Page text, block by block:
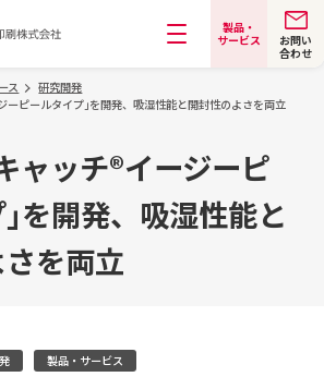
製品・
サービス
お問い
合わせ
ス
研究開発
ーピールタイプ｣を開発、吸湿性能と開封性のよさを両立
ャッチ®イージーピ
を開発、吸湿性能と
を両立
製品・サービス